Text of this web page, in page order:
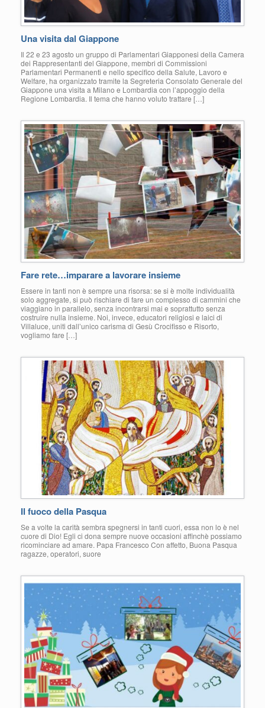
Una visita dal Giappone
Il 22 e 23 agosto un gruppo di Parlamentari Giapponesi della Camera
dei Rappresentanti del Giappone, membri di Commissioni
Parlamentari Permanenti e nello specifico della Salute, Lavoro e
Welfare, ha organizzato tramite la Segreteria Consolato Generale del
Giappone una visita a Milano e Lombardia con l’appoggio della
Regione Lombardia. Il tema che hanno voluto trattare […]
Fare rete…imparare a lavorare insieme
Essere in tanti non è sempre una risorsa: se si è molte individualità
solo aggregate, si può rischiare di fare un complesso di cammini che
viaggiano in parallelo, senza incontrarsi mai e soprattutto senza
costruire nulla insieme. Noi, invece, educatori religiosi e laici di
Villaluce, uniti dall’unico carisma di Gesù Crocifisso e Risorto,
vogliamo fare […]
Il fuoco della Pasqua
Se a volte la carità sembra spegnersi in tanti cuori, essa non lo è nel
cuore di Dio! Egli ci dona sempre nuove occasioni affinchè possiamo
ricominciare ad amare. Papa Francesco Con affetto, Buona Pasqua
ragazze, operatori, suore